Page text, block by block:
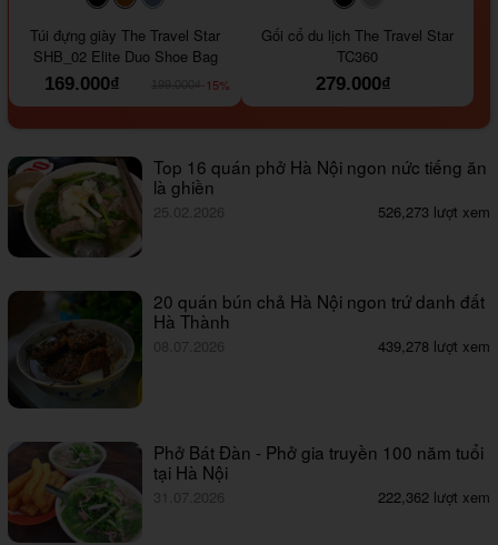
#000000#964B00
Túi đựng giày The Travel Star
SHB_02 Elite Duo Shoe Bag
169.000₫
-15%
Gối cổ du lịch The Travel Star
TC360
279.000₫
Top 16 quán phở Hà Nội ngon nức tiếng ăn
là ghiền
25.02.2026 526,273 lượt xem
20 quán bún chả Hà Nội ngon trứ danh đất
Hà Thành
08.07.2026 439,278 lượt xem
Phở Bát Đàn - Phở gia truyền 100 năm tuổi
tại Hà Nội
31.07.2026 222,362 lượt xem